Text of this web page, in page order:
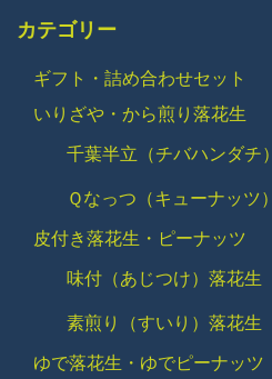
カテゴリー
ギフト・詰め合わせセット
いりざや・から煎り落花生
千葉半立（チバハンダチ）
Ｑなっつ（キューナッツ）
皮付き落花生・ピーナッツ
味付（あじつけ）落花生
素煎り（すいり）落花生
ゆで落花生・ゆでピーナッツ